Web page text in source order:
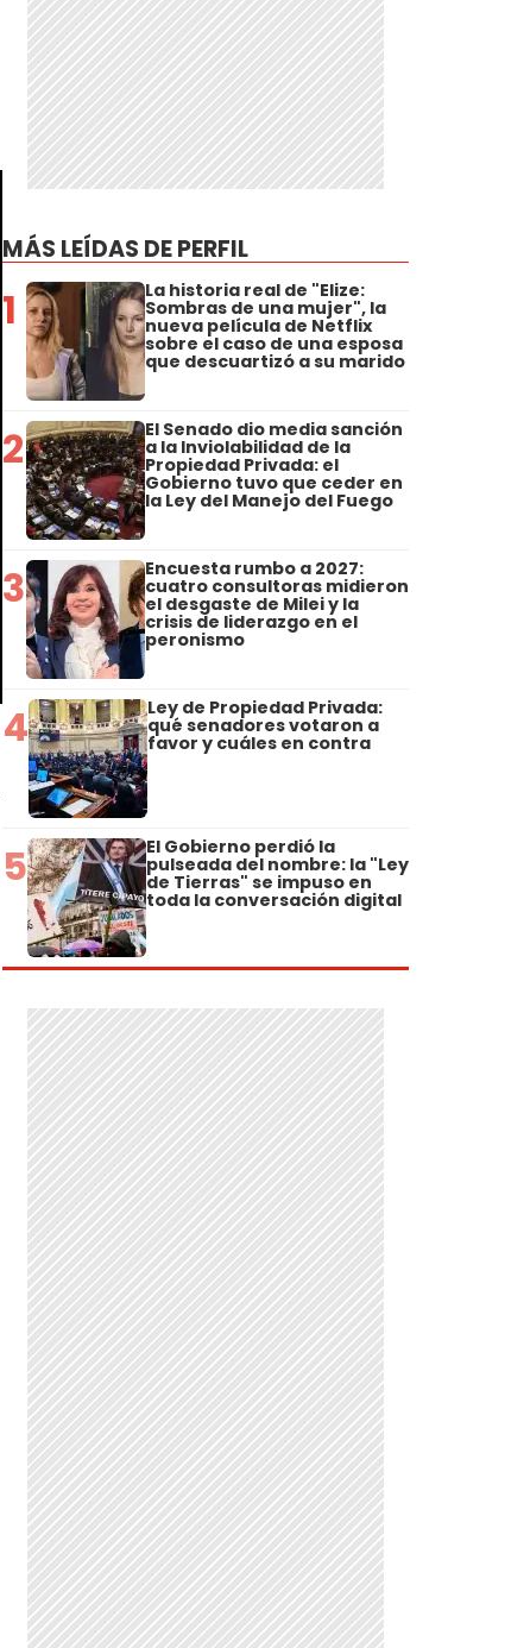
MÁS LEÍDAS DE PERFIL
1 La historia real de "Elize:
Sombras de una mujer", la
nueva película de Netflix
sobre el caso de una esposa
que descuartizó a su marido
2 El Senado dio media sanción
a la Inviolabilidad de la
Propiedad Privada: el
Gobierno tuvo que ceder en
la Ley del Manejo del Fuego
3 Encuesta rumbo a 2027:
cuatro consultoras midieron
el desgaste de Milei y la
crisis de liderazgo en el
peronismo
4 Ley de Propiedad Privada:
qué senadores votaron a
favor y cuáles en contra
5 El Gobierno perdió la
pulseada del nombre: la "Ley
de Tierras" se impuso en
toda la conversación digital